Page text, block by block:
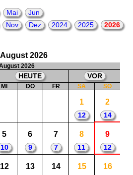
Mai
Jun
Nov Dez 2024 2025
2026
2026
2026
HEUTE VOR
MI DO FR SA SO
1
12
2
14
5
10
6
9
7
7
8
11
9
12
12 13 14 15 16